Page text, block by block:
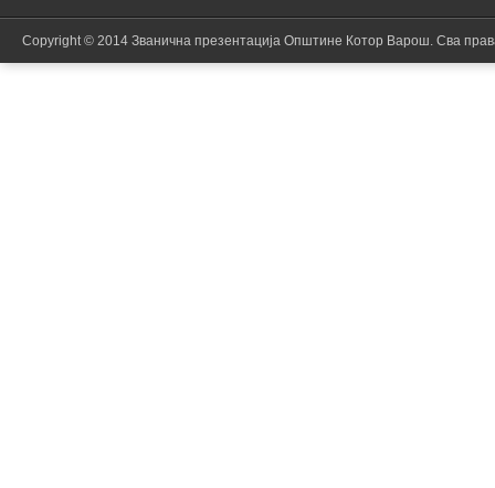
Copyright © 2014 Званична презентација Општине Котор Варош. Сва